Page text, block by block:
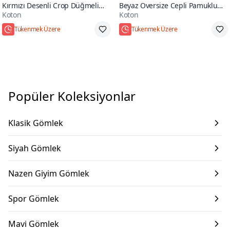
Kırmızı Desenli Crop Düğmeli
Klasik Gömlek
Koton
Tükenmek Üzere
Beyaz Oversize Cepli Pamuklu
Gömlek
Koton
Tükenmek Üzere
Popüler Koleksiyonlar
Klasik Gömlek
Siyah Gömlek
Nazen Giyim Gömlek
Spor Gömlek
Mavi Gömlek